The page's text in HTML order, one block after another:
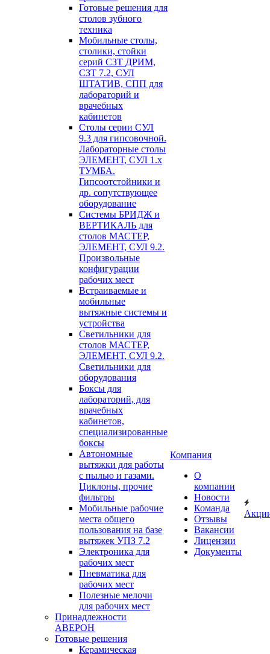
Готовые решения для
столов зубного
техника
Мобильные столы,
столики, стойки
серий СЗТ ДРИМ,
СЗТ 7.2, СУЛ
ШТАТИВ, СПП для
лабораторий и
врачебных
кабинетов
Столы серии СУЛ
9.3 для гипсовочной.
Лабораторные столы
ЭЛЕМЕНТ, СУЛ 1.х
ТУМБА.
Гипсоотстойники и
др. сопутствующее
оборудование
Системы БРИДЖ и
ВЕРТИКАЛЬ для
столов МАСТЕР,
ЭЛЕМЕНТ, СУЛ 9.2.
Произвольные
конфигурации
рабочих мест
Встраиваемые и
мобильные
вытяжные системы и
устройства
Светильники для
столов МАСТЕР,
ЭЛЕМЕНТ, СУЛ 9.2.
Светильники для
оборудования
Боксы для
лабораторий, для
врачебных
кабинетов,
специализированные
боксы
Автономные
вытяжки для работы
с пылью и газами.
Циклоны, прочие
фильтры
Мобильные рабочие
места общего
пользования на базе
вытяжек УПЗ 7.2
Электроника для
рабочих мест
Пневматика для
рабочих мест
Полезные мелочи
для рабочих мест
Принадлежности
АВЕРОН
Готовые решения
Керамическая
Компания
О
компании
Новости
Команда
Отзывы
Вакансии
Лицензии
Документы